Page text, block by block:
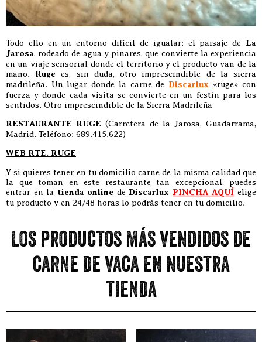
Todo ello en un entorno difícil de igualar: el paisaje de La
Jarosa, rodeado de agua y pinares, que convierte la experiencia
en un viaje sensorial donde el territorio y el producto van de la
mano. Ruge es, sin duda, otro imprescindible de la sierra
madrileña. Un lugar donde la carne de Discarlux «ruge» con
fuerza y donde cada visita se convierte en un festín para los
sentidos. Otro imprescindible de la Sierra Madrileña
RESTAURANTE RUGE (Carretera de la Jarosa, Guadarrama,
Madrid. Teléfono: 689.415.622)
WEB RTE. RUGE
Y si quieres tener en tu domicilio carne de la misma calidad que
la que toman en este restaurante tan excepcional, puedes
entrar en la tienda online de Discarlux PINCHA AQUÍ elige
tu producto y en 24/48 horas lo podrás tener en tu domicilio.
Los productos más vendidos de
carne de vaca en nuestra
tienda